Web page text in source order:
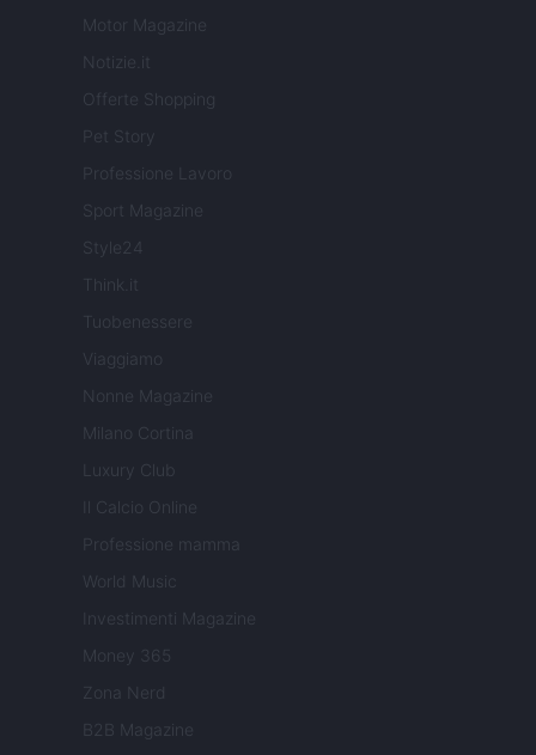
Motor Magazine
Notizie.it
Offerte Shopping
Pet Story
Professione Lavoro
Sport Magazine
Style24
Think.it
Tuobenessere
Viaggiamo
Nonne Magazine
Milano Cortina
Luxury Club
Il Calcio Online
Professione mamma
World Music
Investimenti Magazine
Money 365
Zona Nerd
B2B Magazine